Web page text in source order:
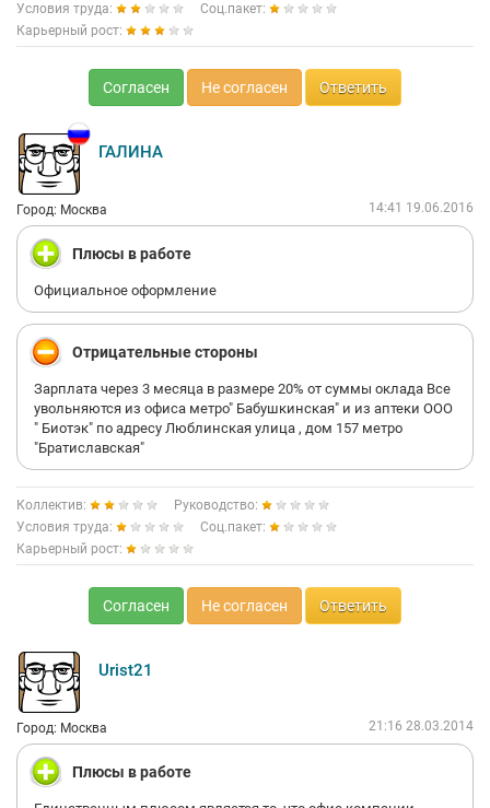
Условия труда:
Соц.пакет:
Карьерный рост:
Согласен Не согласен Ответить
ГАЛИНА
Город: Москва 14:41 19.06.2016
Плюсы в работе
Официальное оформление
Отрицательные стороны
Зарплата через 3 месяца в размере 20% от суммы оклада Все
увольняются из офиса метро" Бабушкинская" и из аптеки ООО
" Биотэк" по адресу Люблинская улица , дом 157 метро
"Братиславская"
Коллектив:
Руководство:
Условия труда:
Соц.пакет:
Карьерный рост:
Согласен Не согласен Ответить
Urist21
Город: Москва 21:16 28.03.2014
Плюсы в работе